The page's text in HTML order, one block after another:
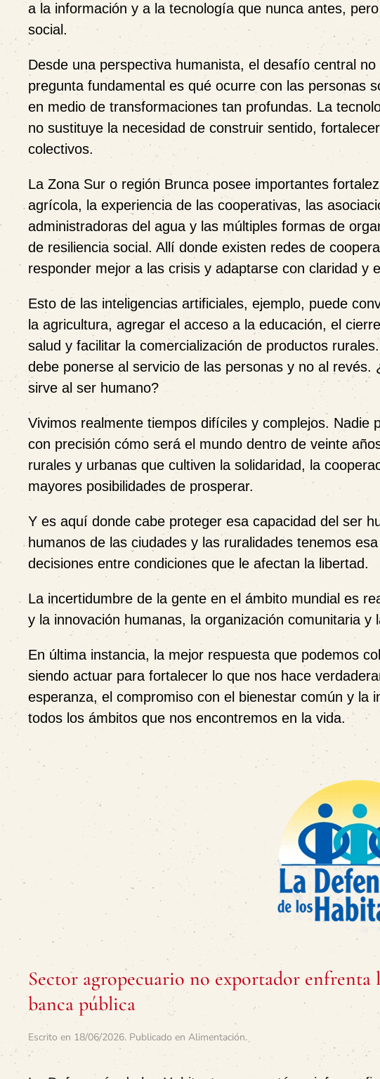
a la información y a la tecnología que nunca antes,
social.
Desde una perspectiva humanista, el desafío central
pregunta fundamental es qué ocurre con las personas
en medio de transformaciones tan profundas. La
no sustituye la necesidad de construir sentido,
colectivos.
La Zona Sur o región Brunca posee importantes
agrícola, la experiencia de las cooperativas, las
administradoras del agua y las múltiples formas de
de resiliencia social. Allí donde existen redes de
responder mejor a las crisis y adaptarse con claridad y
Esto de las inteligencias artificiales, ejemplo, puede
la agricultura, agregar el acceso a la educación, el
salud y facilitar la comercialización de productos
debe ponerse al servicio de las personas y no al
sirve al ser humano?
Vivimos realmente tiempos difíciles y complejos. Nadie
con precisión cómo será el mundo dentro de veinte
rurales y urbanas que cultiven la solidaridad, la
mayores posibilidades de prosperar.
Y es aquí donde cabe proteger esa capacidad del ser
humanos de las ciudades y las ruralidades tenemos
decisiones entre condiciones que le afectan la libertad.
La incertidumbre de la gente en el ámbito mundial es
y la innovación humanas, la organización comunitaria
En última instancia, la mejor respuesta que podemos
siendo actuar para fortalecer lo que nos hace
esperanza, el compromiso con el bienestar común y la
todos los ámbitos que nos encontremos en la vida.
Sector agropecuario no exportador
banca pública
Escrito en 18/06/2026. Publicado en Alimentación.